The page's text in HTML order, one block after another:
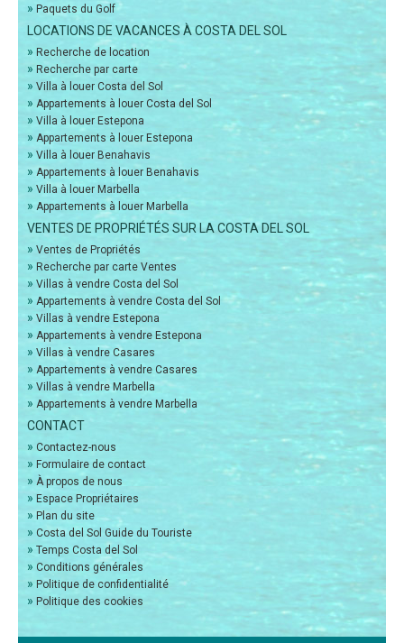
» Paquets du Golf
LOCATIONS DE VACANCES À COSTA DEL SOL
» Recherche de location
» Recherche par carte
» Villa à louer Costa del Sol
» Appartements à louer Costa del Sol
» Villa à louer Estepona
» Appartements à louer Estepona
» Villa à louer Benahavis
» Appartements à louer Benahavis
» Villa à louer Marbella
» Appartements à louer Marbella
VENTES DE PROPRIÉTÉS SUR LA COSTA DEL SOL
» Ventes de Propriétés
» Recherche par carte Ventes
» Villas à vendre Costa del Sol
» Appartements à vendre Costa del Sol
» Villas à vendre Estepona
» Appartements à vendre Estepona
» Villas à vendre Casares
» Appartements à vendre Casares
» Villas à vendre Marbella
» Appartements à vendre Marbella
CONTACT
» Contactez-nous
» Formulaire de contact
» À propos de nous
» Espace Propriétaires
» Plan du site
» Costa del Sol Guide du Touriste
» Temps Costa del Sol
» Conditions générales
» Politique de confidentialité
» Politique des cookies